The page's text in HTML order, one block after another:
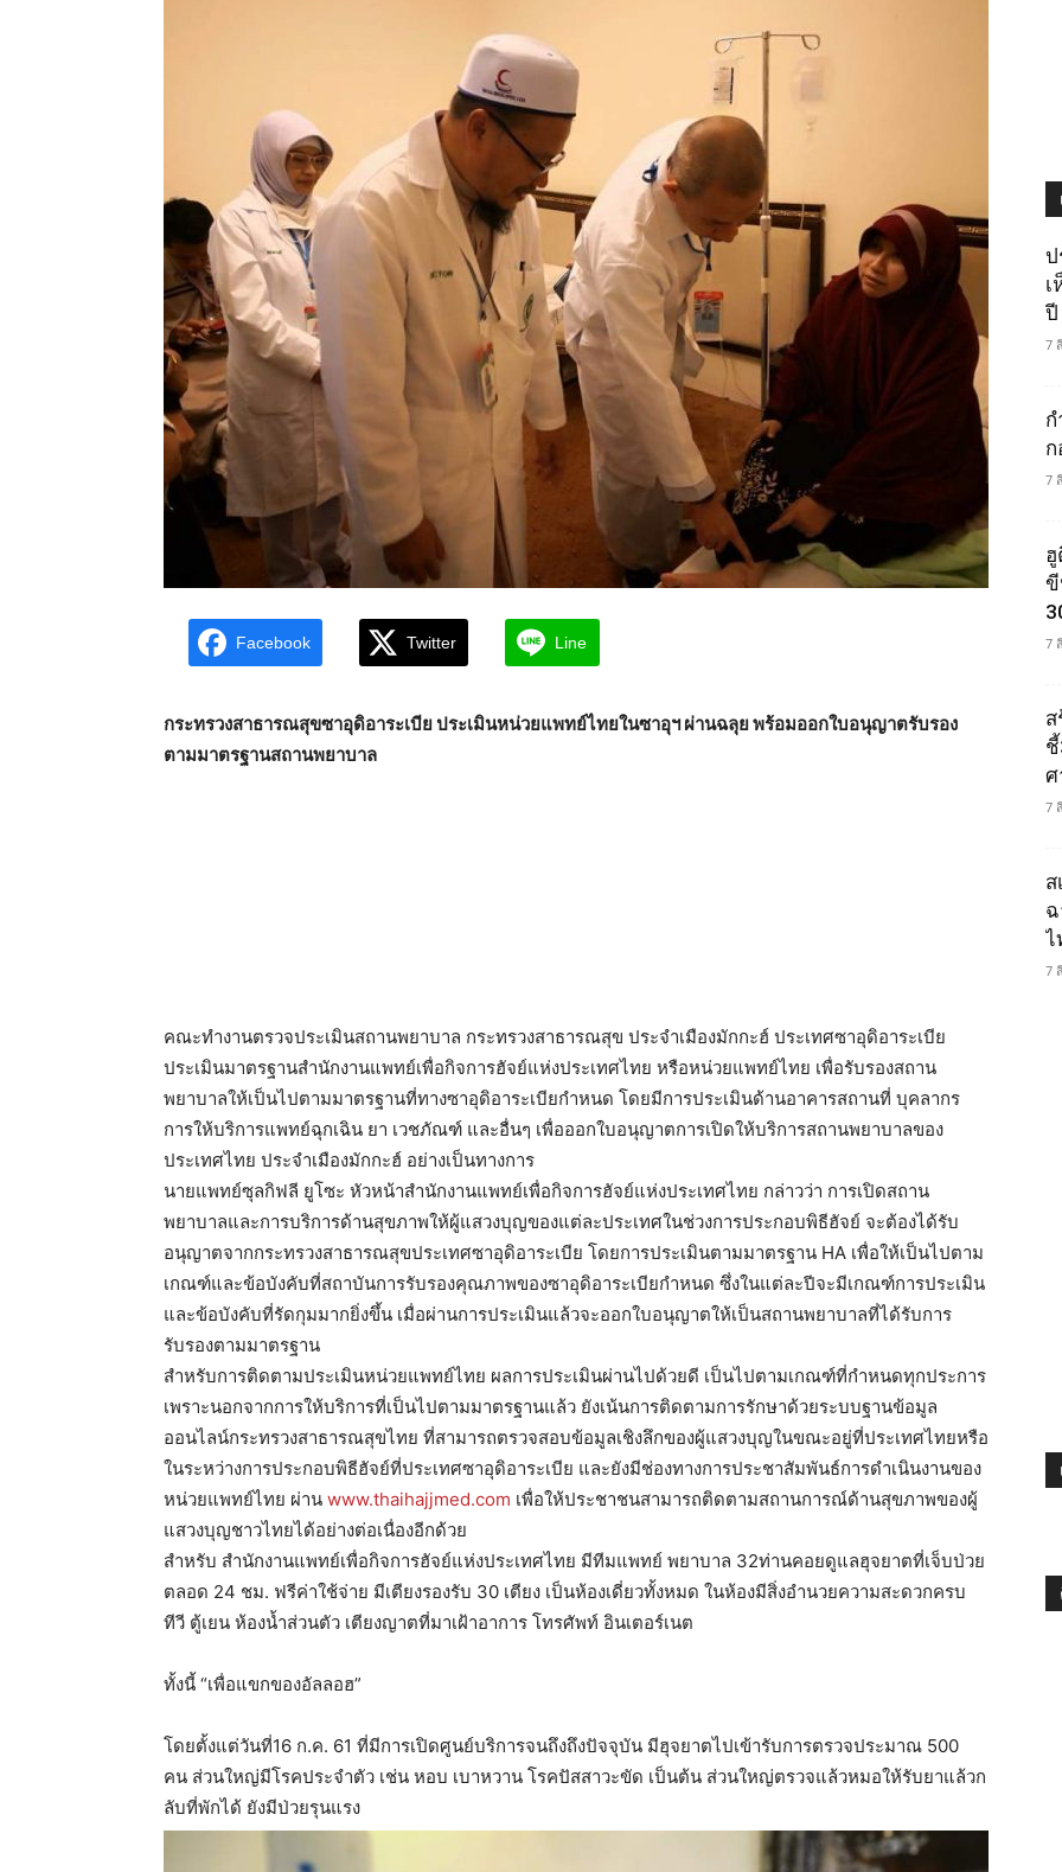
Facebook Twitter Line
กระทรวงสาธารณสุขซาอุดิอาระเบีย ประเมินหน่วยแพทย์ไทยในซาอุฯ ผ่านฉลุย พร้อมออกใบอนุญาตรับรอง
ตามมาตรฐานสถานพยาบาล
คณะทำงานตรวจประเมินสถานพยาบาล กระทรวงสาธารณสุข ประจำเมืองมักกะฮ์ ประเทศซาอุดิอาระเบีย
ประเมินมาตรฐานสำนักงานแพทย์เพื่อกิจการฮัจย์แห่งประเทศไทย หรือหน่วยแพทย์ไทย เพื่อรับรองสถาน
พยาบาลให้เป็นไปตามมาตรฐานที่ทางซาอุดิอาระเบียกำหนด โดยมีการประเมินด้านอาคารสถานที่ บุคลากร
การให้บริการแพทย์ฉุกเฉิน ยา เวชภัณฑ์ และอื่นๆ เพื่อออกใบอนุญาตการเปิดให้บริการสถานพยาบาลของ
ประเทศไทย ประจำเมืองมักกะฮ์ อย่างเป็นทางการ
นายแพทย์ซุลกิฟลี ยูโซะ หัวหน้าสำนักงานแพทย์เพื่อกิจการฮัจย์แห่งประเทศไทย กล่าวว่า การเปิดสถาน
พยาบาลและการบริการด้านสุขภาพให้ผู้แสวงบุญของแต่ละประเทศในช่วงการประกอบพิธีฮัจย์ จะต้องได้รับ
อนุญาตจากกระทรวงสาธารณสุขประเทศซาอุดิอาระเบีย โดยการประเมินตามมาตรฐาน HA เพื่อให้เป็นไปตาม
เกณฑ์และข้อบังคับที่สถาบันการรับรองคุณภาพของซาอุดิอาระเบียกำหนด ซึ่งในแต่ละปีจะมีเกณฑ์การประเมิน
และข้อบังคับที่รัดกุมมากยิ่งขึ้น เมื่อผ่านการประเมินแล้วจะออกใบอนุญาตให้เป็นสถานพยาบาลที่ได้รับการ
รับรองตามมาตรฐาน
สำหรับการติดตามประเมินหน่วยแพทย์ไทย ผลการประเมินผ่านไปด้วยดี เป็นไปตามเกณฑ์ที่กำหนดทุกประการ
เพราะนอกจากการให้บริการที่เป็นไปตามมาตรฐานแล้ว ยังเน้นการติดตามการรักษาด้วยระบบฐานข้อมูล
ออนไลน์กระทรวงสาธารณสุขไทย ที่สามารถตรวจสอบข้อมูลเชิงลึกของผู้แสวงบุญในขณะอยู่ที่ประเทศไทยหรือ
ในระหว่างการประกอบพิธีฮัจย์ที่ประเทศซาอุดิอาระเบีย และยังมีช่องทางการประชาสัมพันธ์การดำเนินงานของ
หน่วยแพทย์ไทย ผ่าน www.thaihajjmed.com เพื่อให้ประชาชนสามารถติดตามสถานการณ์ด้านสุขภาพของผู้
แสวงบุญชาวไทยได้อย่างต่อเนื่องอีกด้วย
สำหรับ สำนักงานแพทย์เพื่อกิจการฮัจย์แห่งประเทศไทย มีทีมแพทย์ พยาบาล 32ท่านคอยดูแลฮุจยาตที่เจ็บป่วย
ตลอด 24 ชม. ฟรีค่าใช้จ่าย มีเตียงรองรับ 30 เตียง เป็นห้องเดี่ยวทั้งหมด ในห้องมีสิ่งอำนวยความสะดวกครบ
ทีวี ตู้เยน ห้องน้ำส่วนตัว เตียงญาตที่มาเฝ้าอาการ โทรศัพท์ อินเตอร์เนต
ทั้งนี้ “เพื่อแขกของอัลลอฮ”
โดยตั้งแต่วันที่16 ก.ค. 61 ที่มีการเปิดศูนย์บริการจนถึงถึงปัจจุบัน มีฮุจยาตไปเข้ารับการตรวจประมาณ 500
คน ส่วนใหญ่มีโรคประจำตัว เช่น หอบ เบาหวาน โรคปัสสาวะขัด เป็นต้น ส่วนใหญ่ตรวจแล้วหมอให้รับยาแล้วก
ลับที่พักได้ ยังมีป่วยรุนแรง
ป
ปี
7
7
ขี
7
ศ
7
ส
ไ
7